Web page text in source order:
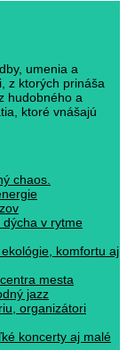
umenia a
z ktorých prináša
hudobného a
ktoré vnášajú
chaos.
v rytme
komfortu aj
mesta
jazz
organizátori
koncerty aj malé